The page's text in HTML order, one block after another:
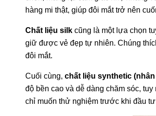
hàng mi thật, giúp đôi mắt trở nên
Chất liệu silk cũng là một lựa chọn
giữ được vẻ đẹp tự nhiên. Chúng
đôi mắt.
Cuối cùng, chất liệu synthetic (nhân
độ bền cao và dễ dàng chăm sóc,
chỉ muốn thử nghiệm trước khi đầu